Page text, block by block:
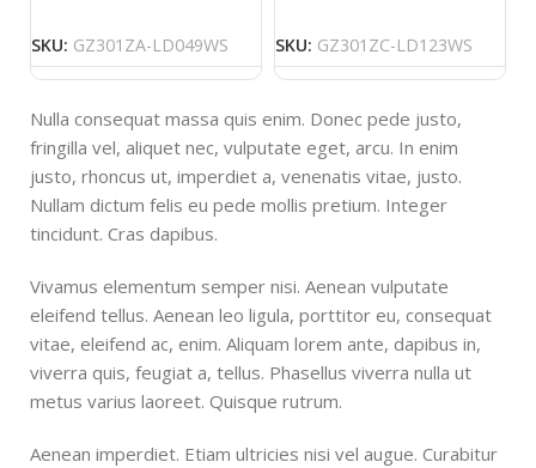
SKU: GZ301ZA-LD049WS SKU: GZ301ZC-LD123WS
Nulla consequat massa quis enim. Donec pede justo,
fringilla vel, aliquet nec, vulputate eget, arcu. In enim
justo, rhoncus ut, imperdiet a, venenatis vitae, justo.
Nullam dictum felis eu pede mollis pretium. Integer
tincidunt. Cras dapibus.
Vivamus elementum semper nisi. Aenean vulputate
eleifend tellus. Aenean leo ligula, porttitor eu, consequat
vitae, eleifend ac, enim. Aliquam lorem ante, dapibus in,
viverra quis, feugiat a, tellus. Phasellus viverra nulla ut
metus varius laoreet. Quisque rutrum.
Aenean imperdiet. Etiam ultricies nisi vel augue. Curabitur